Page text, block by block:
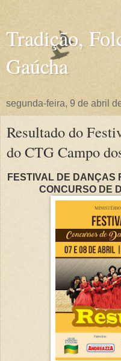
Tradição,
Gaúcha
segunda-feira, 9 de abril
Resultado do
do CTG Campo
FESTIVAL DE DANÇAS
CONCURSO DE